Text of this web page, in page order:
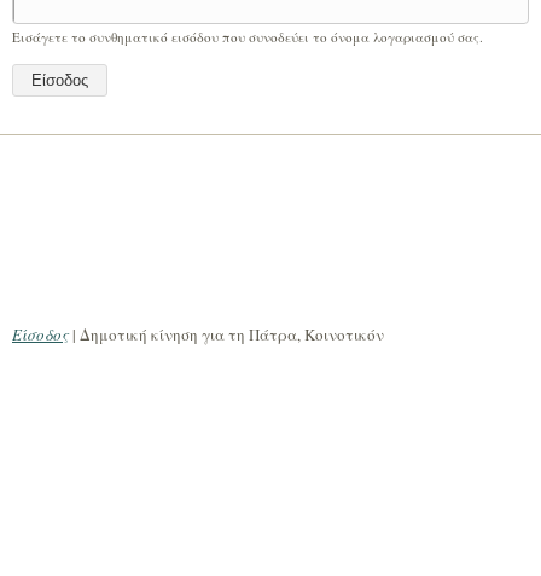
Εισάγετε το συνθηματικό εισόδου που συνοδεύει το όνομα λογαριασμού σας.
Είσοδος| Δημοτική κίνηση για τη Πάτρα, Κοινοτικόν